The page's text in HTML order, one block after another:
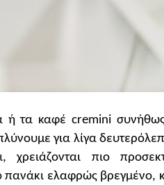
ή τα καφέ cremini
για λίγα
πιο
πανάκι ελαφρώς βρεγμένο,